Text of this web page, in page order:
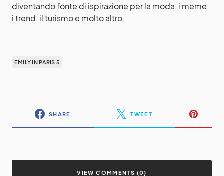
diventando fonte di ispirazione per la moda, i meme,
i trend, il turismo e molto altro.
EMILY IN PARIS 5
SHARE TWEET
VIEW COMMENTS (0)